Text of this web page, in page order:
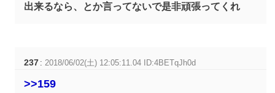
出来るなら、とか言ってないで是非頑張ってくれ
237 : 2018/06/02(土) 12:05:11.04 ID:4BETqJh0d
>>159